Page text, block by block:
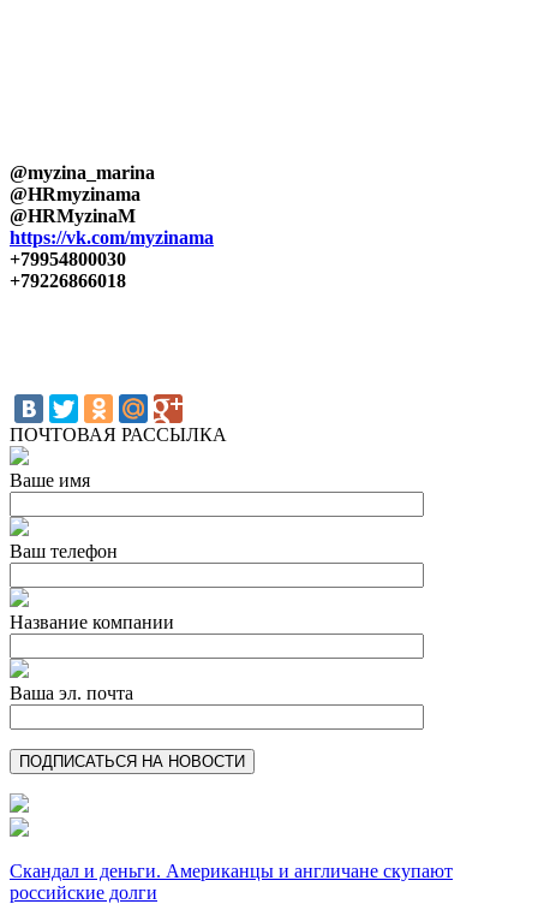
@myzina_marina
@HRmyzinama
@HRMyzinaM
https://vk.com/myzinama
+79954800030
+79226866018
ПОЧТОВАЯ РАССЫЛКА
Ваше имя
Ваш телефон
Название компании
Ваша эл. почта
Скандал и деньги. Американцы и англичане скупают
российские долги